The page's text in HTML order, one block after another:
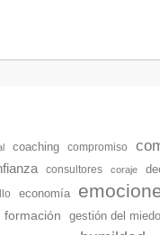
coaching compromiso
consultores coraje
economía
formación gestión del miedo